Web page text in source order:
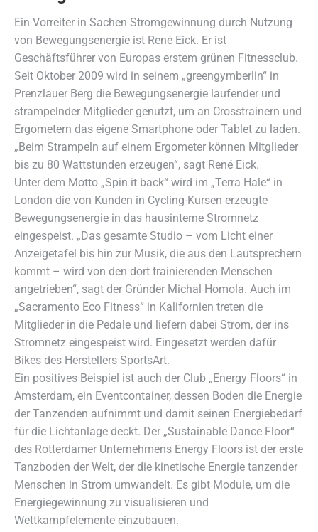
Ein Vorreiter in Sachen Stromgewinnung durch Nutzung
von Bewegungsenergie ist René Eick. Er ist
Geschäftsführer von Europas erstem grünen Fitnessclub.
Seit Oktober 2009 wird in seinem „greengymberlin“ in
Prenzlauer Berg die Bewegungsenergie laufender und
strampelnder Mitglieder genutzt, um an Crosstrainern und
Ergometern das eigene Smartphone oder Tablet zu laden.
„Beim Strampeln auf einem Ergometer können Mitglieder
bis zu 80 Wattstunden erzeugen“, sagt René Eick.
Unter dem Motto „Spin it back“ wird im „Terra Hale“ in
London die von Kunden in Cycling-Kursen erzeugte
Bewegungsenergie in das hausinterne Stromnetz
eingespeist. „Das gesamte Studio – vom Licht einer
Anzeigetafel bis hin zur Musik, die aus den Lautsprechern
kommt – wird von den dort trainierenden Menschen
angetrieben“, sagt der Gründer Michal Homola. Auch im
„Sacramento Eco Fitness“ in Kalifornien treten die
Mitglieder in die Pedale und liefern dabei Strom, der ins
Stromnetz eingespeist wird. Eingesetzt werden dafür
Bikes des Herstellers SportsArt.
Ein positives Beispiel ist auch der Club „Energy Floors“ in
Amsterdam, ein Eventcontainer, dessen Boden die Energie
der Tanzenden aufnimmt und damit seinen Energiebedarf
für die Lichtanlage deckt. Der „Sustainable Dance Floor“
des Rotterdamer Unternehmens Energy Floors ist der erste
Tanzboden der Welt, der die kinetische Energie tanzender
Menschen in Strom umwandelt. Es gibt Module, um die
Energiegewinnung zu visualisieren und
Wettkampfelemente einzubauen.